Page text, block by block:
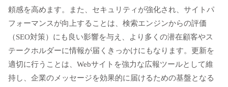
頼感を高めます。また、セキュリティが強化され、サイトパ
フォーマンスが向上することは、検索エンジンからの評価
（SEO対策）にも良い影響を与え、より多くの潜在顧客やス
テークホルダーに情報が届くきっかけにもなります。更新を
適切に行うことは、Webサイトを強力な広報ツールとして維
持し、企業のメッセージを効果的に届けるための基盤となる